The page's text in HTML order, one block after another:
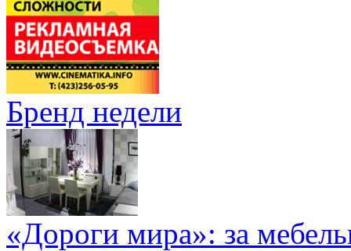
Бренд недели
«Дороги мира»: за